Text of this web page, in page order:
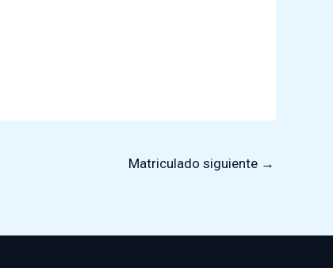
Matriculado siguiente →